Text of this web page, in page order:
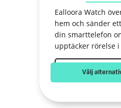
Ealloora Watch
hem och sänder
din smarttelefon
upptäcker rörelse
Välj
produktsidan